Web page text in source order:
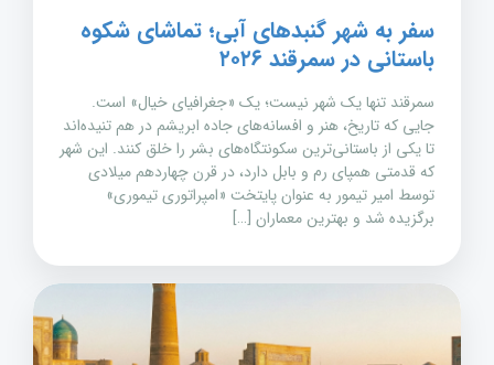
سفر به شهر گنبدهای آبی؛ تماشای شکوه
باستانی در سمرقند ۲۰۲۶
سمرقند تنها یک شهر نیست؛ یک «جغرافیای خیال» است.
جایی که تاریخ، هنر و افسانه‌های جاده ابریشم در هم تنیده‌اند
تا یکی از باستانی‌ترین سکونتگاه‌های بشر را خلق کنند. این شهر
که قدمتی همپای رم و بابل دارد، در قرن چهاردهم میلادی
توسط امیر تیمور به عنوان پایتخت «امپراتوری تیموری»
برگزیده شد و بهترین معماران […]